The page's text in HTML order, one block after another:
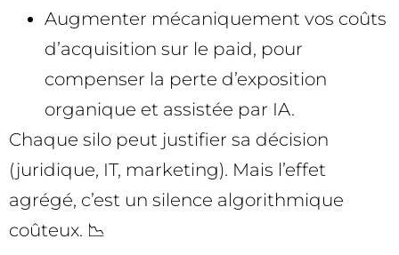
Augmenter mécaniquement vos coûts
d’acquisition sur le paid, pour
compenser la perte d’exposition
organique et assistée par IA.
Chaque silo peut justifier sa décision
(juridique, IT, marketing). Mais l’effet
agrégé, c’est un silence algorithmique
coûteux. 📉